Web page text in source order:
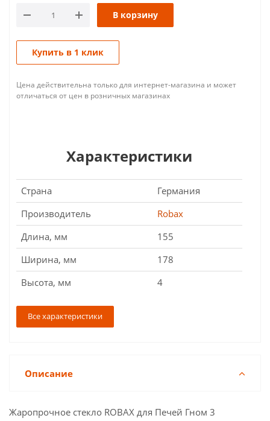
В корзину
Купить в 1 клик
Цена действительна только для интернет-магазина и может
отличаться от цен в розничных магазинах
Характеристики
Страна
Германия
Производитель
Robax
Длина, мм
155
Ширина, мм
178
Высота, мм
4
Все характеристики
Описание
Жаропрочное стекло ROBAX для Печей Гном 3